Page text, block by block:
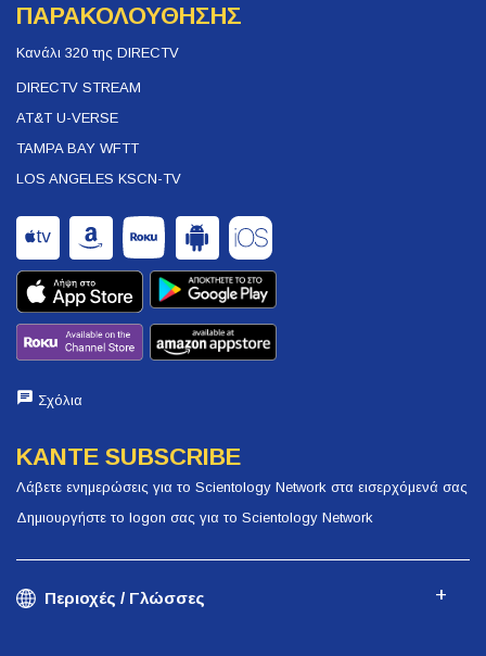
ΠΑΡΑΚΟΛΟΥΘΗΣΗΣ
Κανάλι 320 της DIRECTV
DIRECTV STREAM
AT&T U-VERSE
TAMPA BAY WFTT
LOS ANGELES KSCN-TV
Σχόλια
ΚΑΝΤΕ SUBSCRIBE
Λάβετε ενημερώσεις για το Scientology Network στα εισερχόμενά σας
Δημιουργήστε το logon σας για το Scientology Network
Περιοχές / Γλώσσες